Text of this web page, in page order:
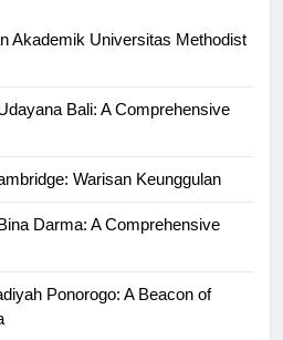
Akademik Universitas Methodist
Bali: A Comprehensive
Darma: A Comprehensive
Ponorogo: A Beacon of